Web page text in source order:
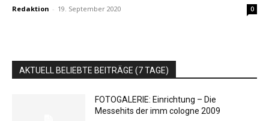
Redaktion - 19. September 2020 0
AKTUELL BELIEBTE BEITRÄGE (7 TAGE)
FOTOGALERIE: Einrichtung – Die
Messehits der imm cologne 2009